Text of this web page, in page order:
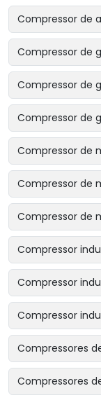
Compressor de
Compressor de
Compressor de
Compressor de
Compressor de
Compressor de
Compressor de
Compressor
Compressor
Compressor
Compressores
Compressores